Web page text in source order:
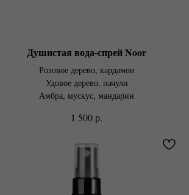
Душистая вода-спрей Noor
Розовое дерево, кардамон
Удовое дерево, пачули
Амбра, мускус, мандарин
1 500р.